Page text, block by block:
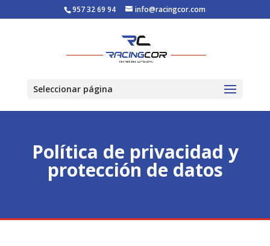
957 32 69 94 info@racingcor.com
Seleccionar página
Política de privacidad y
protección de datos